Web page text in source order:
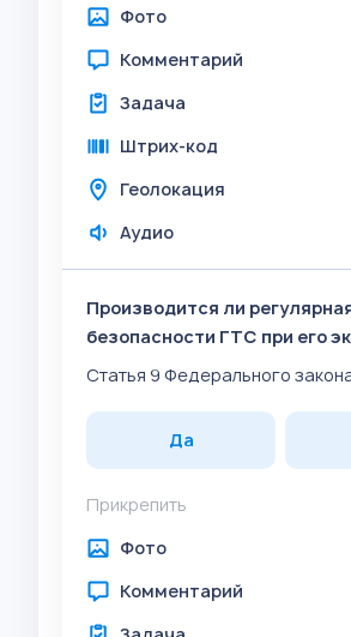
Фото
Комментарий
Задача
Штрих-код
Геолокация
Аудио
Производится ли
безопасности ГТС при его
Статья 9 Федерального
Да
Прикрепить
Фото
Комментарий